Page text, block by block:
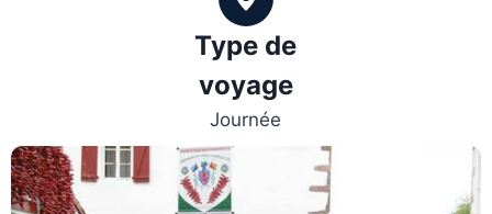
Type de
voyage
Journée